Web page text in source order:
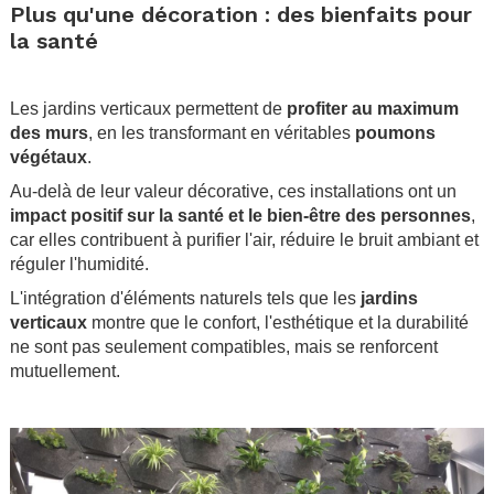
Plus qu'une décoration : des bienfaits pour
la santé
Les jardins verticaux permettent de profiter au maximum
des murs, en les transformant en véritables poumons
végétaux.
Au-delà de leur valeur décorative, ces installations ont un
impact positif sur la santé et le bien-être des personnes,
car elles contribuent à purifier l'air, réduire le bruit ambiant et
réguler l'humidité.
L'intégration d'éléments naturels tels que les jardins
verticaux montre que le confort, l'esthétique et la durabilité
ne sont pas seulement compatibles, mais se renforcent
mutuellement.